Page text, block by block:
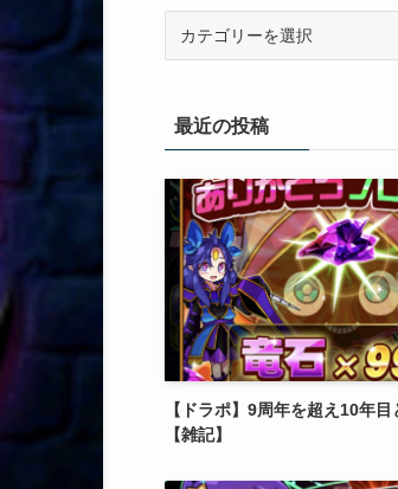
ー最近の投稿
【ドラポ】9周年を超え10年
【雑記】